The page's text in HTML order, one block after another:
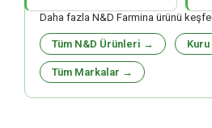
Daha fazla N&D Farmina ürünü
Tüm N&D Ürünleri →
Tüm Markalar →